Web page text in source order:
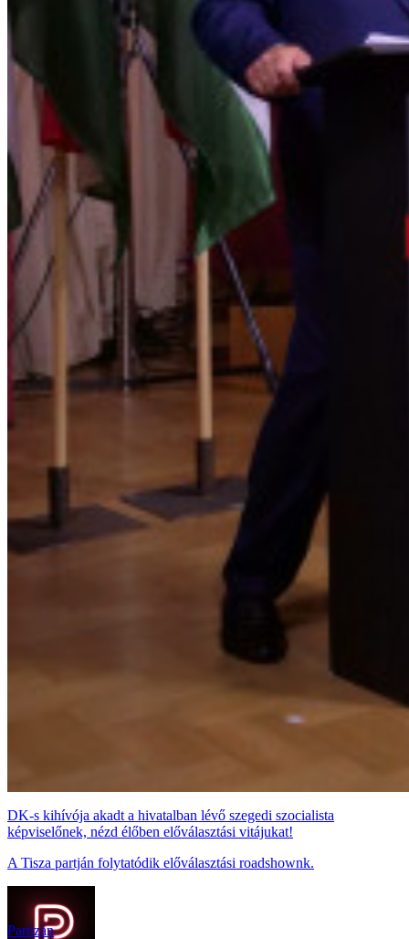
DK-s kihívója akadt a hivatalban lévő szegedi szocialista
képviselőnek, nézd élőben előválasztási vitájukat!
A Tisza partján folytatódik előválasztási roadshownk.
Partizán